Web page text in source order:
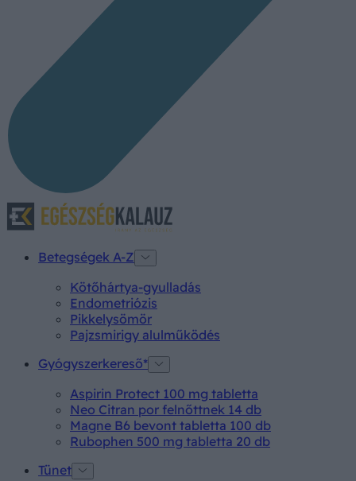
Betegségek A-Z
Kötőhártya-gyulladás
Endometriózis
Pikkelysömör
Pajzsmirigy alulműködés
Gyógyszerkereső*
Aspirin Protect 100 mg tabletta
Neo Citran por felnőttnek 14 db
Magne B6 bevont tabletta 100 db
Rubophen 500 mg tabletta 20 db
Tünet